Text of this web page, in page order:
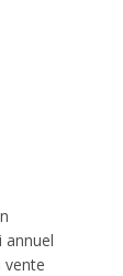
annuel
vente